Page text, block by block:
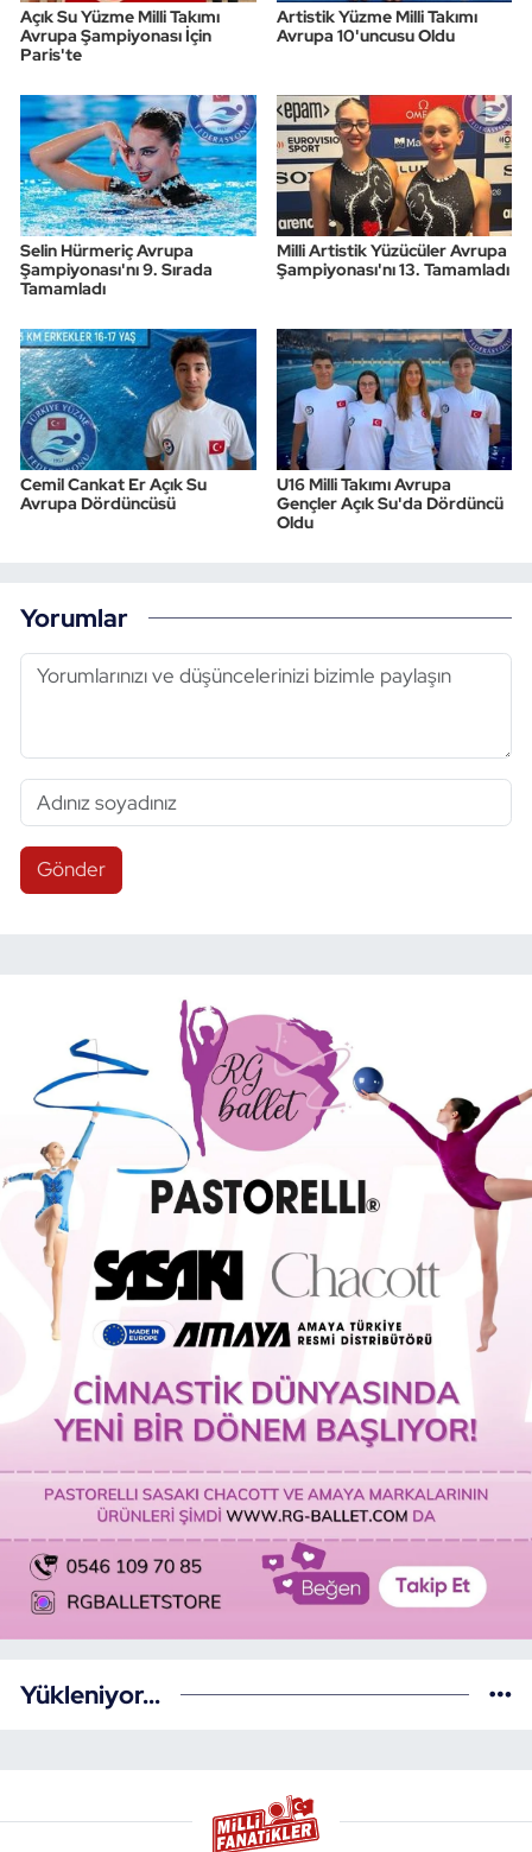
Açık Su Yüzme Milli Takımı
Avrupa Şampiyonası İçin
Paris'te
Artistik Yüzme Milli Takımı
Avrupa 10'uncusu Oldu
Selin Hürmeriç Avrupa
Şampiyonası'nı 9. Sırada
Tamamladı
Milli Artistik Yüzücüler Avrupa
Şampiyonası'nı 13. Tamamladı
Cemil Cankat Er Açık Su
Avrupa Dördüncüsü
U16 Milli Takımı Avrupa
Gençler Açık Su'da Dördüncü
Oldu
Yorumlar
Gönder
Yükleniyor...